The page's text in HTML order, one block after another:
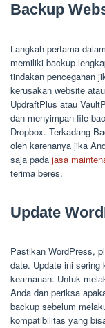
Backup
Langkah pertama
memiliki backup
tindakan pencegahan
kerusakan website
UpdraftPlus atau
dan menyimpan file
Dropbox. Terkadang
oleh karenanya jika
saja pada jasa
terima beres.
Update
Pastikan WordPress,
date. Update ini sering
keamanan. Untuk
Anda dan periksa
backup sebelum
kompatibilitas yang